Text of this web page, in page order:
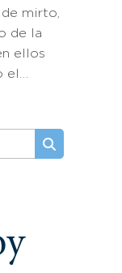
mirto,
de la
ellos
el…